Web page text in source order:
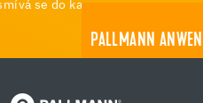
PALLMANN